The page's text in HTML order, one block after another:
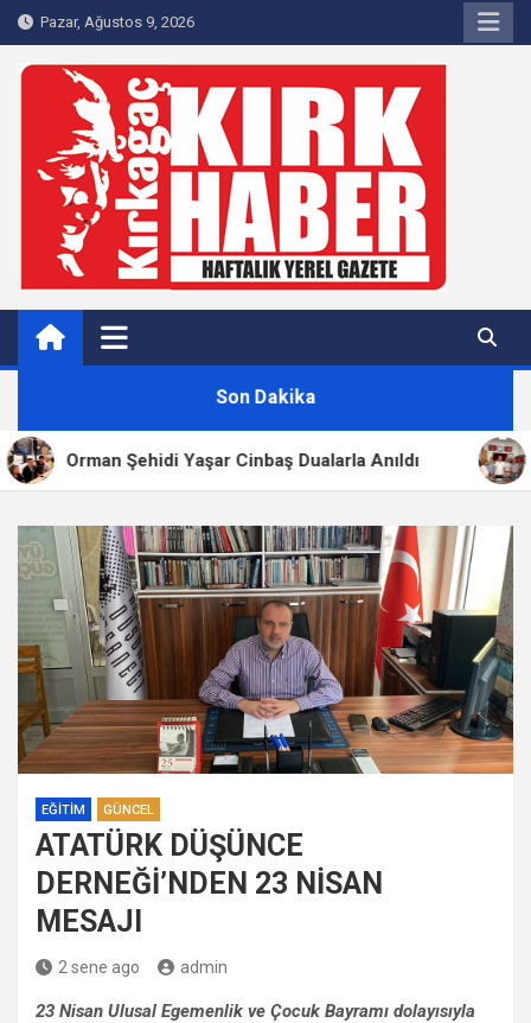
Skip
to
content
Pazar, Ağustos 9, 2026
Kırkağaç 40Haber
Kırkağaç'ın Yerel Haber Sitesi
Son Dakika
Şehidi Yaşar Cinbaş Dualarla Anıldı CHP İLÇE
EĞITIM GÜNCEL
ATATÜRK DÜŞÜNCE
DERNEĞİ’NDEN 23 NİSAN
MESAJI
2 sene ago admin
23 Nisan Ulusal Egemenlik ve Çocuk Bayramı dolayısıyla